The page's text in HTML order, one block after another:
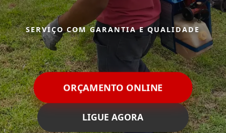
SERVIÇO COM GARANTIA E QUALIDADE
ORÇAMENTO ONLINE
LIGUE AGORA